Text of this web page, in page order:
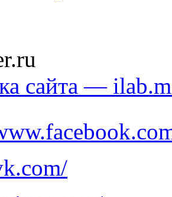
сайта —